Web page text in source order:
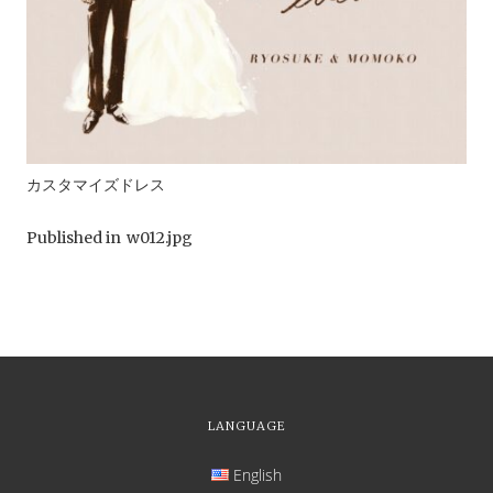
カスタマイズドレス
Published in w012.jpg
LANGUAGE
English